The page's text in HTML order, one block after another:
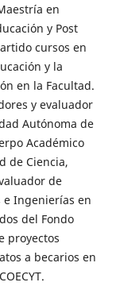
en
y Post
cursos en
y la
en la Facultad.
y evaluador
Autónoma de
Académico
de Ciencia,
de
e Ingenierías en
del Fondo
proyectos
a becarios en